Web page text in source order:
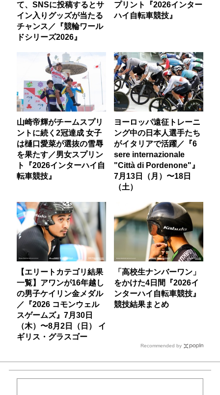
て、SNSに投稿するとサ
イン入りグッズが当たる
チャンス／『競輪ワール
ドシリーズ2026』
プリント『2026インター
ハイ自転車競技』
山崎帝輝がチームスプリ
ントに続く2冠達成 女子
は樋口愛菜が選抜の雪辱
を果たす／男女スプリン
ト『2026インターハイ自
転車競技』
ヨーロッパ遠征トレーニ
ング中の日本人選手たち
がイタリアで活躍／『6
sere internazionale
"Città di Pordenone"』
7月13日（月）〜18日
（土）
【エリートカテゴリ結果
一覧】アワンが16年越し
の男子ケイリン金メダル
／『2026 コモンウェル
スゲームズ』7月30日
（木）〜8月2日（日） イ
ギリス・グラスゴー
「高校生ナンバーワン」
をかけた4日間『2026イ
ンターハイ自転車競技』
競技結果まとめ
Recommended by